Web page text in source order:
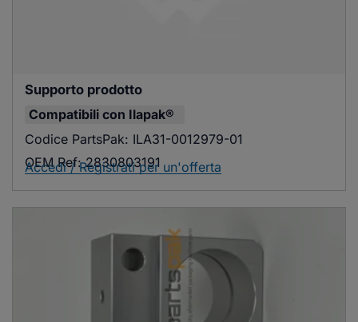
Supporto prodotto
Compatibili con Ilapak®
Codice PartsPak: ILA31-0012979-01
OEM Ref: 2830803191
Accedi / Registrati per un'offerta